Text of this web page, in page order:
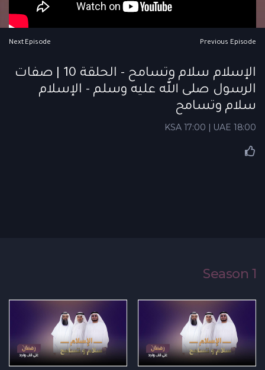
Previous Episode
Next Episode
الإسلام سلام وتسامح - الحلقة 10 | صفات
الرسول صلى الله عليه وسلم - الإسلام
سلام وتسامح
KSA 17:00 | UAE 18:00
Season 1